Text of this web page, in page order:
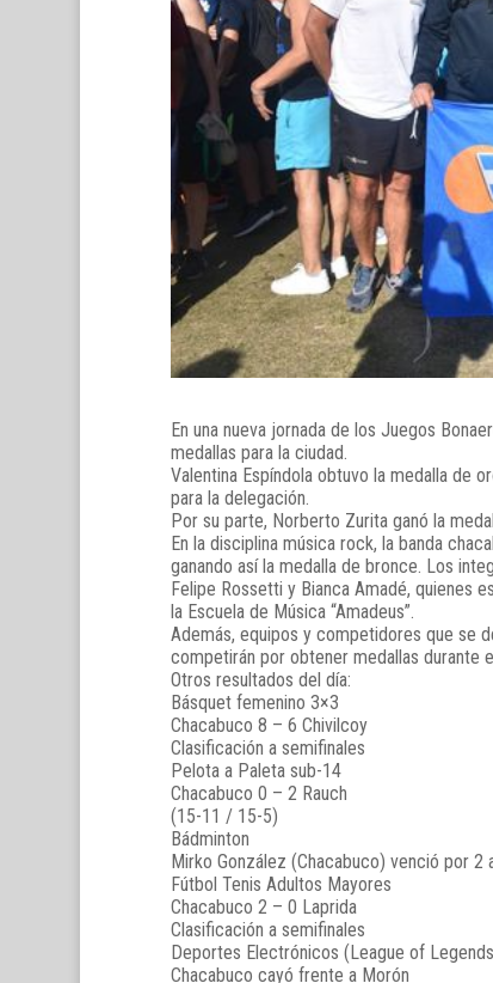
En una nueva jornada de los Juegos
medallas para la ciudad.
Valentina Espíndola obtuvo la medalla de
para la delegación.
Por su parte, Norberto Zurita ganó la
En la disciplina música rock, la banda
ganando así la medalla de bronce. Los
Felipe Rossetti y Bianca Amadé, quienes
la Escuela de Música “Amadeus”.
Además, equipos y competidores que se
competirán por obtener medallas durante
Otros resultados del día:
Básquet femenino 3×3
Chacabuco 8 – 6 Chivilcoy
Clasificación a semifinales
Pelota a Paleta sub-14
Chacabuco 0 – 2 Rauch
(15-11 / 15-5)
Bádminton
Mirko González (Chacabuco) venció por 2
Fútbol Tenis Adultos Mayores
Chacabuco 2 – 0 Laprida
Clasificación a semifinales
Deportes Electrónicos (League of
Chacabuco cayó frente a Morón